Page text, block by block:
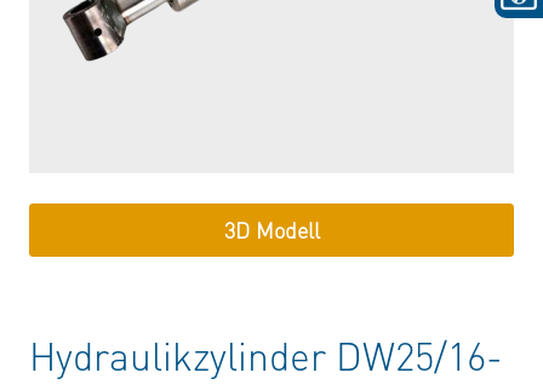
3D Modell
Hydraulikzylinder DW25/16-